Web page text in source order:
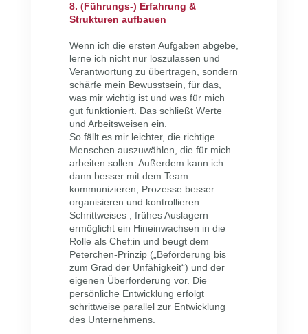
8. (Führungs-) Erfahrung &
Strukturen aufbauen
Wenn ich die ersten Aufgaben abgebe,
lerne ich nicht nur loszulassen und
Verantwortung zu übertragen, sondern
schärfe mein Bewusstsein, für das,
was mir wichtig ist und was für mich
gut funktioniert. Das schließt Werte
und Arbeitsweisen ein.
So fällt es mir leichter, die richtige
Menschen auszuwählen, die für mich
arbeiten sollen. Außerdem kann ich
dann besser mit dem Team
kommunizieren, Prozesse besser
organisieren und kontrollieren.
Schrittweises , frühes Auslagern
ermöglicht ein Hineinwachsen in die
Rolle als Chef:in und beugt dem
Peterchen-Prinzip („Beförderung bis
zum Grad der Unfähigkeit“) und der
eigenen Überforderung vor. Die
persönliche Entwicklung erfolgt
schrittweise parallel zur Entwicklung
des Unternehmens.